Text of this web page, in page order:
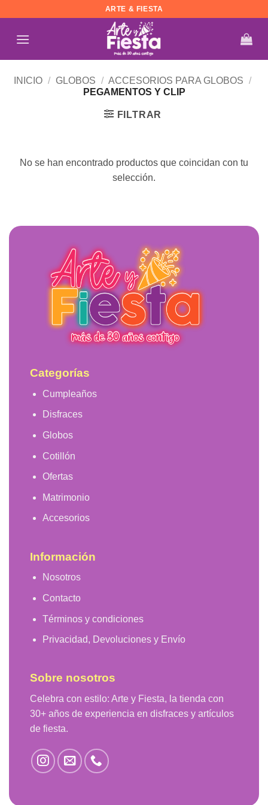
contenido
ARTE & FIESTA
INICIO / GLOBOS / ACCESORIOS PARA GLOBOS /
PEGAMENTOS Y CLIP
FILTRAR
No se han encontrado productos que coincidan con tu
selección.
Categorías
Cumpleaños
Disfraces
Globos
Cotillón
Ofertas
Matrimonio
Accesorios
Información
Nosotros
Contacto
Términos y condiciones
Privacidad, Devoluciones y Envío
Sobre nosotros
Celebra con estilo: Arte y Fiesta, la tienda con
30+ años de experiencia en disfraces y artículos
de fiesta.